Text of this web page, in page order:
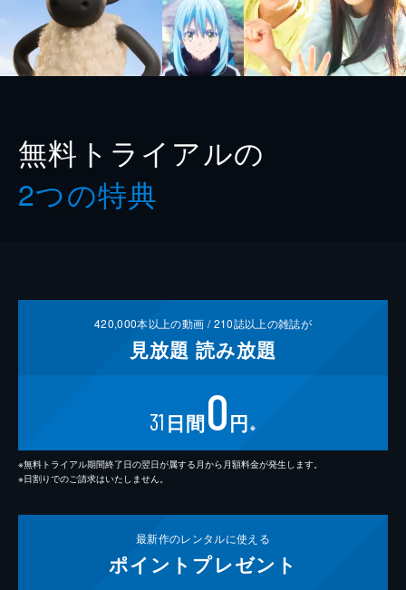
無料トライアルの
2つの特典
420,000本以上の動画 /210誌以上の雑誌が
見放題 読み放題
31 日間0円 ※
※無料トライアル期間終了日の翌日が属する月から月額料金が発生します。
※日割りでのご請求はいたしません。
最新作のレンタルに使える
ポイント プレゼント